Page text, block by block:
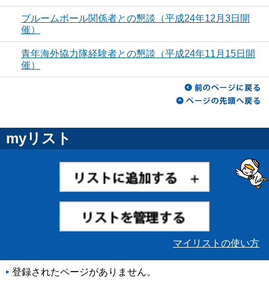
ブルームボール関係者との懇談（平成24年12月3日開
催）
青年海外協力隊経験者との懇談（平成24年11月15日開
催）
myリスト
マイリストの使い方
登録されたページがありません。